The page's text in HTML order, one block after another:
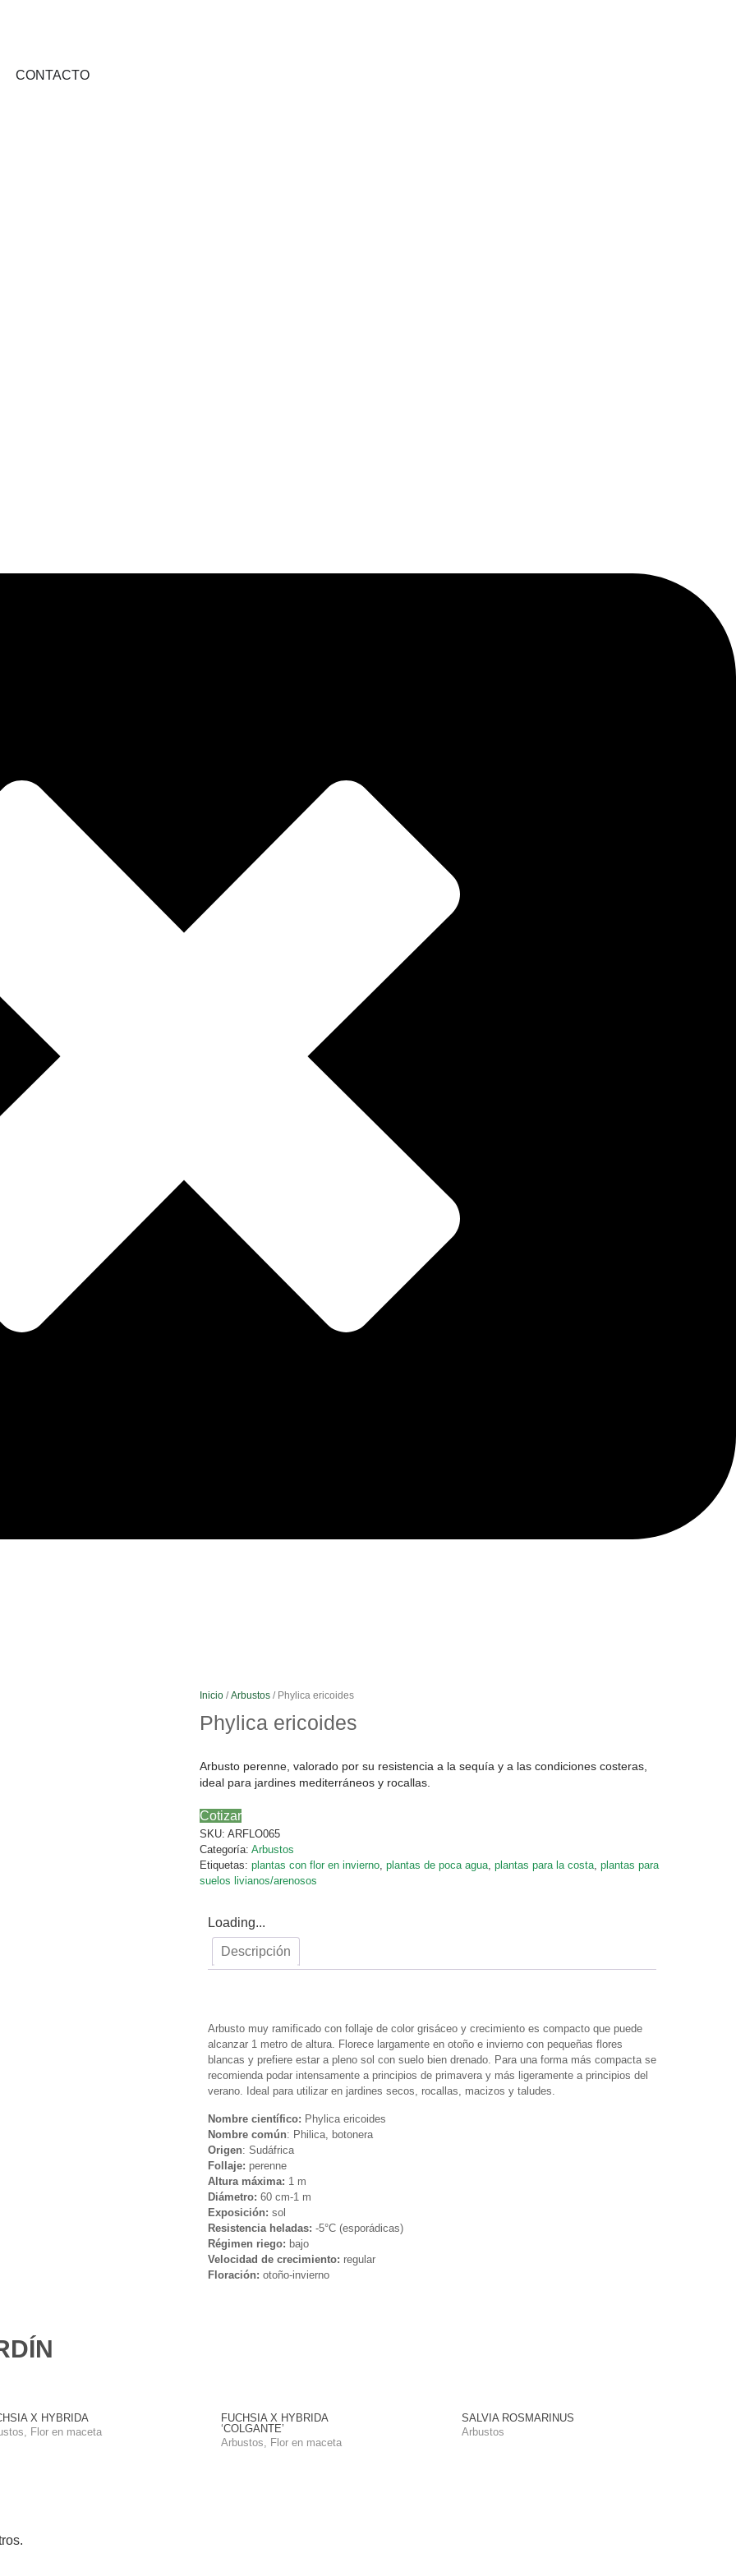
CONTACTO
Inicio/Arbustos/ Phylica ericoides
Phylica ericoides
Arbusto perenne, valorado por su resistencia a la sequía y a las condiciones costeras,
ideal para jardines mediterráneos y rocallas.
Cotizar
SKU: ARFLO065
Categoría: Arbustos
Etiquetas: plantas con flor en invierno, plantas de poca agua, plantas para la costa, plantas para
suelos livianos/arenosos
Loading...
Descripción
Arbusto muy ramificado con follaje de color grisáceo y crecimiento es compacto que puede
alcanzar 1 metro de altura. Florece largamente en otoño e invierno con pequeñas flores
blancas y prefiere estar a pleno sol con suelo bien drenado. Para una forma más compacta se
recomienda podar intensamente a principios de primavera y más ligeramente a principios del
verano. Ideal para utilizar en jardines secos, rocallas, macizos y taludes.
Nombre científico: Phylica ericoides
Nombre común: Philica, botonera
Origen: Sudáfrica
Follaje: perenne
Altura máxima: 1 m
Diámetro: 60 cm-1 m
Exposición: sol
Resistencia heladas: -5°C (esporádicas)
Régimen riego: bajo
Velocidad de crecimiento: regular
Floración: otoño-invierno
Flor en maceta
X HYBRIDA
Arbustos
Flor en maceta
FUCHSIA X HYBRIDA
‘COLGANTE’
Arbustos
SALVIA ROSMARINUS